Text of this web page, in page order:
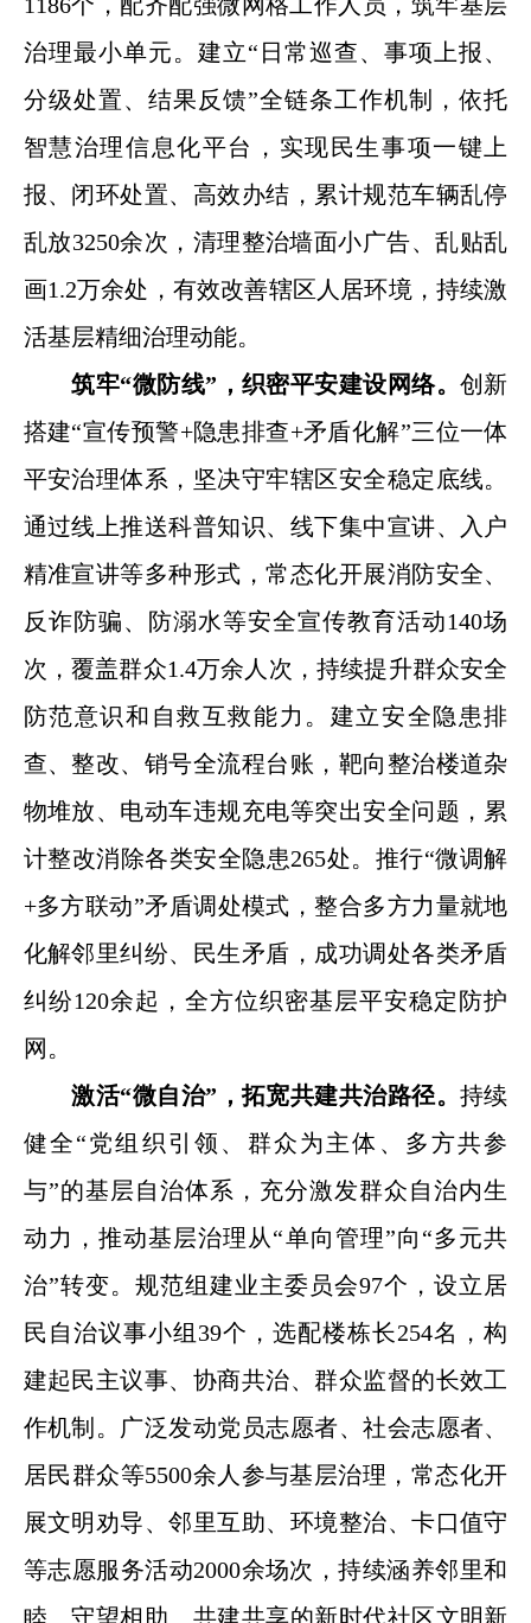
治理最小单元。建立“日常巡查、事项上报、
分级处置、结果反馈”全链条工作机制，依托
智慧治理信息化平台，实现民生事项一键上
报、闭环处置、高效办结，累计规范车辆乱停
乱放3250余次，清理整治墙面小广告、乱贴乱
画1.2万余处，有效改善辖区人居环境，持续激
活基层精细治理动能。
筑牢“微防线”，织密平安建设网络。创新
搭建“宣传预警+隐患排查+矛盾化解”三位一体
平安治理体系，坚决守牢辖区安全稳定底线。
通过线上推送科普知识、线下集中宣讲、入户
精准宣讲等多种形式，常态化开展消防安全、
反诈防骗、防溺水等安全宣传教育活动140场
次，覆盖群众1.4万余人次，持续提升群众安全
防范意识和自救互救能力。建立安全隐患排
查、整改、销号全流程台账，靶向整治楼道杂
物堆放、电动车违规充电等突出安全问题，累
计整改消除各类安全隐患265处。推行“微调解
+多方联动”矛盾调处模式，整合多方力量就地
化解邻里纠纷、民生矛盾，成功调处各类矛盾
纠纷120余起，全方位织密基层平安稳定防护
网。
激活“微自治”，拓宽共建共治路径。持续
健全“党组织引领、群众为主体、多方共参
与”的基层自治体系，充分激发群众自治内生
动力，推动基层治理从“单向管理”向“多元共
治”转变。规范组建业主委员会97个，设立居
民自治议事小组39个，选配楼栋长254名，构
建起民主议事、协商共治、群众监督的长效工
作机制。广泛发动党员志愿者、社会志愿者、
居民群众等5500余人参与基层治理，常态化开
展文明劝导、邻里互助、环境整治、卡口值守
等志愿服务活动2000余场次，持续涵养邻里和
睦、守望相助、共建共享的新时代社区文明新